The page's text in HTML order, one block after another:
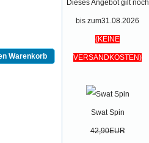
Warenkorb
Dieses Angebot gilt noch
bis zum31.08.2026
(KEINE
VERSANDKOSTEN)
Swat Spin
42,90EUR